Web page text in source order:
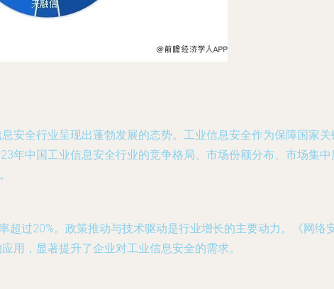
安全行业呈现出蓬勃发展的态势。工业信息安全作为保障国家
年中国工业信息安全行业的竞争格局、市场份额分布、市场集
过20%。政策推动与技术驱动是行业增长的主要动力。《网络
用，显著提升了企业对工业信息安全的需求。